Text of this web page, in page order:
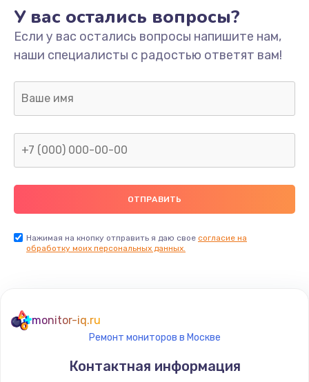
995 руб.
Заказать
Замена шлейфа матрицы
2600 руб.
Замена видеочипа
Ремонт разъема питания
745 руб.
Заказать
У вас остались вопросы?
Если у вас остались вопросы напишите нам,
наши специалисты с радостью ответят вам!
Нажимая на кнопку отправить я даю свое согласие на
обработку моих персональных данных.
monitor-iq.ru
Ремонт мониторов в Москве
Контактная информация